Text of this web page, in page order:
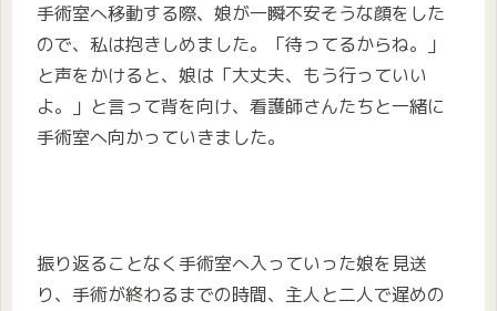
手術室へ移動する際、娘が一瞬不安そうな顔をした
ので、私は抱きしめました。「待ってるからね。」
と声をかけると、娘は「大丈夫、もう行っていい
よ。」と言って背を向け、看護師さんたちと一緒に
手術室へ向かっていきました。
振り返ることなく手術室へ入っていった娘を見送
り、手術が終わるまでの時間、主人と二人で遅めの